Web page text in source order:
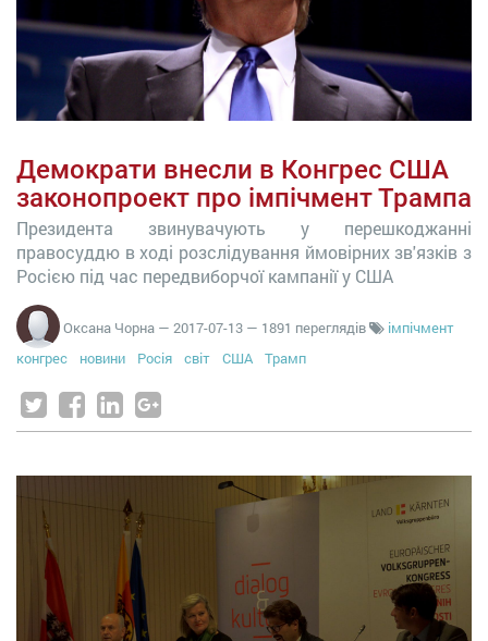
Демократи внесли в Конгрес США
законопроект про імпічмент Трампа
Президента звинувачують у перешкоджанні
правосуддю в ході розслідування ймовірних зв'язків з
Росією під час передвиборчої кампанії у США
Оксана Чорна — 2017-07-13 — 1891 переглядів
імпічмент
конгрес
новини Росія світ США Трамп